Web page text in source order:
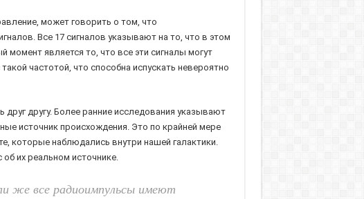
может говорить о том, что
Все 17 сигналов указывают на то, что в этом
является то, что все эти сигналы могут
частотой, что способна испускать невероятно
другу. Более ранние исследования указывают
источник происхождения. Это по крайней мере
которые наблюдались внутри нашей галактики.
их реальном источнике.
же все радиоимпульсы имеют